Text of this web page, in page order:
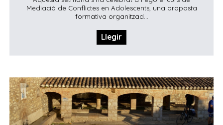
Mediació de Conflictes en Adolescents, una proposta
formativa organitzad...
Llegir